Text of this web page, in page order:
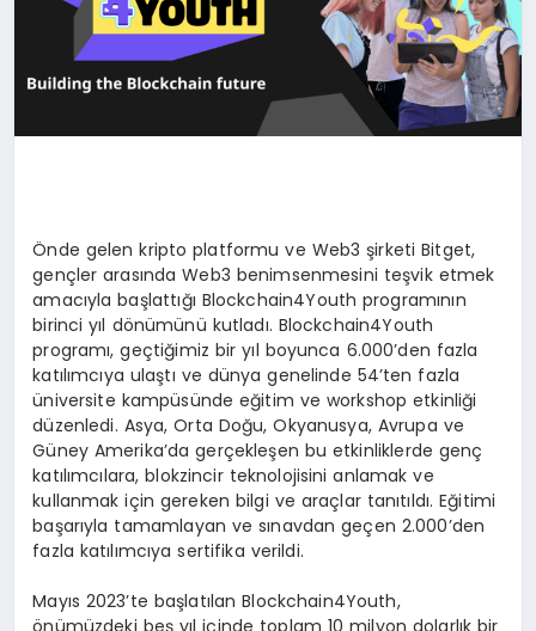
Önde gelen kripto platformu ve Web3 şirketi Bitget,
gençler arasında Web3 benimsenmesini teşvik etmek
amacıyla başlattığı Blockchain4Youth programının
birinci yıl dönümünü kutladı. Blockchain4Youth
programı, geçtiğimiz bir yıl boyunca 6.000’den fazla
katılımcıya ulaştı ve dünya genelinde 54’ten fazla
üniversite kampüsünde eğitim ve workshop etkinliği
düzenledi. Asya, Orta Doğu, Okyanusya, Avrupa ve
Güney Amerika’da gerçekleşen bu etkinliklerde genç
katılımcılara, blokzincir teknolojisini anlamak ve
kullanmak için gereken bilgi ve araçlar tanıtıldı. Eğitimi
başarıyla tamamlayan ve sınavdan geçen 2.000’den
fazla katılımcıya sertifika verildi.
Mayıs 2023’te başlatılan Blockchain4Youth,
önümüzdeki beş yıl içinde toplam 10 milyon dolarlık bir